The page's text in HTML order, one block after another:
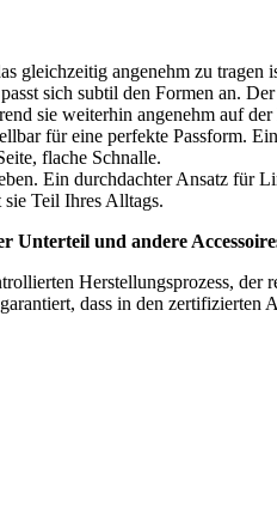
angenehm zu
sich subtil den Formen an.
sie weiterhin angenehm auf
für eine perfekte Passform.
flache Schnalle.
Ein durchdachter Ansatz für
Teil Ihres Alltags.
und andere
Herstellungsprozess,
dass in den